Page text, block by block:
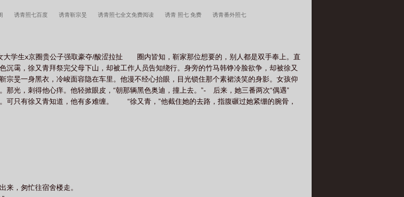
诱青照七百度 诱青靳宗旻 诱青照七全文免费阅读 诱青 照七 免费 诱青番外照七
大学生x京圈贵公子强取豪夺/酸涩拉扯 圈内皆知，靳家那位想要的，别人都是双手奉上。直
霭，徐又青拜祭完父母下山，却被工作人员告知绕行。身旁的竹马韩铮冷脸欲争，却被徐又
旻一身黑衣，冷峻面容隐在车里。他漫不经心抬眼，目光锁住那个素裙淡笑的身影。女孩仰
那光，刺得他心痒。他轻掀眼皮，“朝那辆黑色奥迪，撞上去。”- 后来，她三番两次“偶遇”
只有徐又青知道，他有多难缠。 “徐又青，”他截住她的去路，指腹碾过她紧绷的腕骨，
捻灭烟，目光一寸寸掠过徐又青苍白的脸，温和一笑：“肯见我了？”她盯着他没说话，指尖掐
的徐老师，居然打了来捐赠的靳先生一巴掌。众人不解，直到靳宗旻为徐又青赌上性命。 他疯
差7岁，男主不是善茬，但洁身自好3.古早狗血味，酸涩口的甜，高高在上者被狠狠拿捏4.本
主无违法乱纪行为，仅为爱恨情感拉扯向故事文案写于2025.6.5已存档～～～～～～～～～
取豪夺/恨海情天骆家太子爷骆明亭，是圈子里没人敢招惹的存在。可有人亲眼看见，他被那
了场暴雪。正厅里，骆明亭倚在黄花梨圈椅上，眉眼斯文周正，眼底却覆着一层凉薄阴郁。圈
来，匆忙往宿舍楼走。